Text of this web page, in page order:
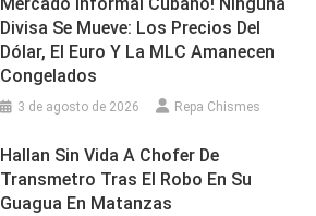
Divisa Se Mueve: Los Precios Del
Dólar, El Euro Y La MLC Amanecen
Congelados
3 de agosto de 2026 Repa Chismes
Hallan Sin Vida A Chofer De
Transmetro Tras El Robo En Su
Guagua En Matanzas